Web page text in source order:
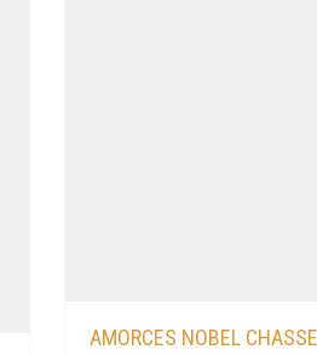
AMORCES NOBEL